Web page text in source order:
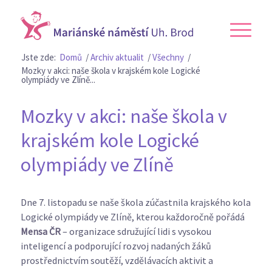
Jste zde: Domů /Archiv aktualit /Všechny /
Mozky v akci: naše škola v krajském kole Logické
olympiády ve Zlíně...
Mozky v akci: naše škola v
krajském kole Logické
olympiády ve Zlíně
Dne 7. listopadu se naše škola zúčastnila krajského kola
Logické olympiády ve Zlíně, kterou každoročně pořádá
Mensa ČR– organizace sdružující lidi s vysokou
inteligencí a podporující rozvoj nadaných žáků
prostřednictvím soutěží, vzdělávacích aktivit a